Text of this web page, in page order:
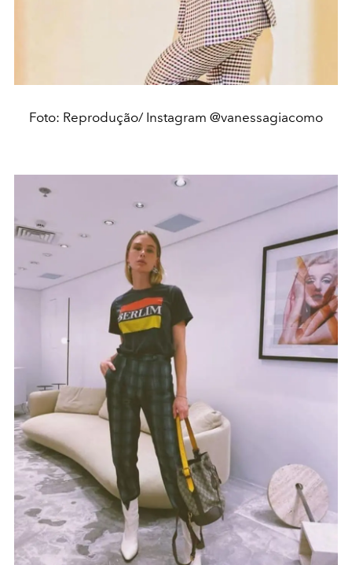
Foto: Reprodução/ Instagram @vanessagiacomo